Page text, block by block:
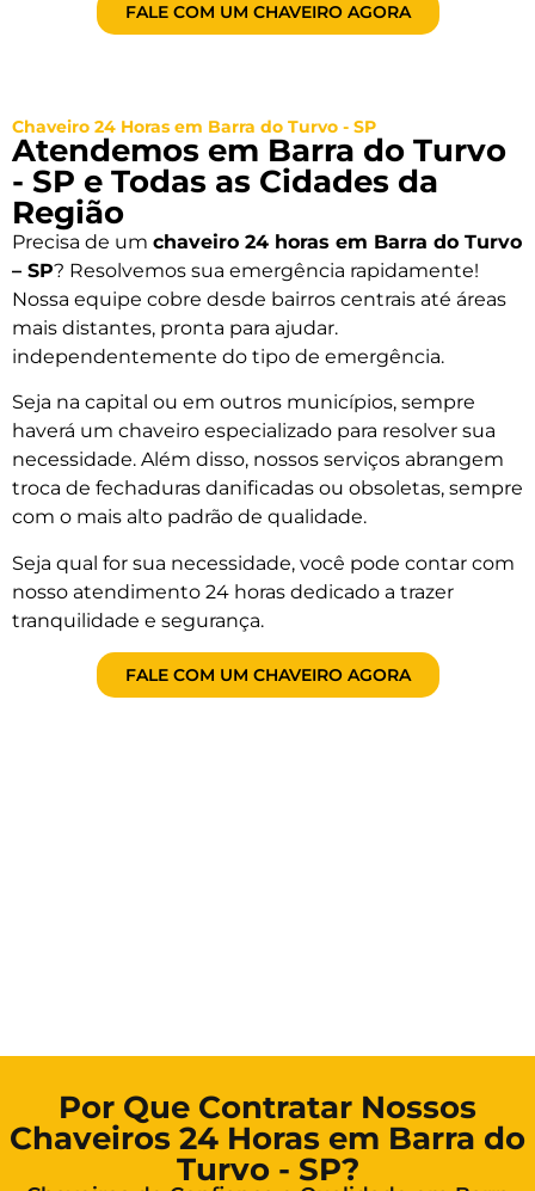
FALE COM UM CHAVEIRO AGORA
Chaveiro 24 Horas em Barra do Turvo - SP
Atendemos em Barra do Turvo
- SP e Todas as Cidades da
Região
Precisa de um chaveiro 24 horas em Barra do Turvo
– SP? Resolvemos sua emergência rapidamente!
Nossa equipe cobre desde bairros centrais até áreas
mais distantes, pronta para ajudar.
independentemente do tipo de emergência.
Seja na capital ou em outros municípios, sempre
haverá um chaveiro especializado para resolver sua
necessidade. Além disso, nossos serviços abrangem
troca de fechaduras danificadas ou obsoletas, sempre
com o mais alto padrão de qualidade.
Seja qual for sua necessidade, você pode contar com
nosso atendimento 24 horas dedicado a trazer
tranquilidade e segurança.
FALE COM UM CHAVEIRO AGORA
Por Que Contratar Nossos
Chaveiros 24 Horas em Barra do
Turvo - SP?